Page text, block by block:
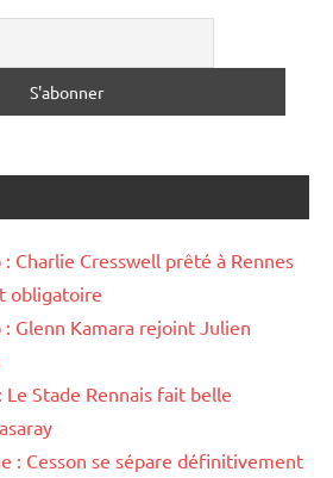
Charlie Cresswell prêté à Rennes
obligatoire
Glenn Kamara rejoint Julien
Le Stade Rennais fait belle
: Cesson se sépare définitivement